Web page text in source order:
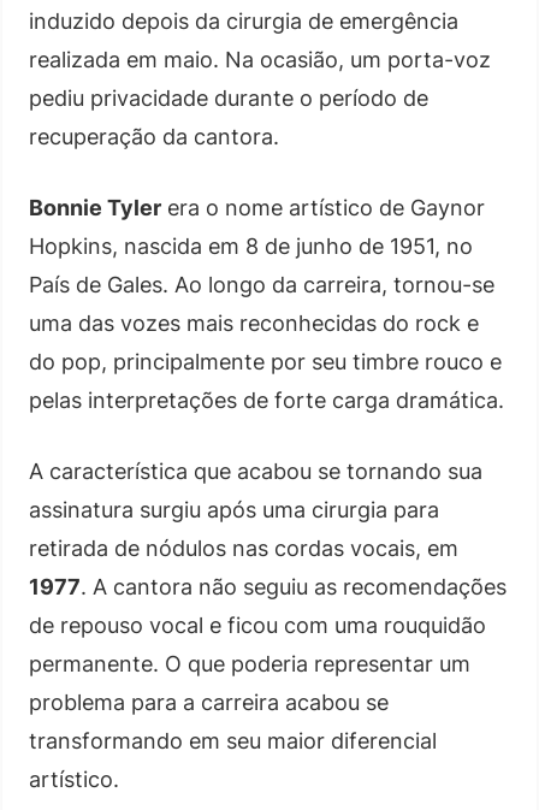
induzido depois da cirurgia de emergência
realizada em maio. Na ocasião, um porta-voz
pediu privacidade durante o período de
recuperação da cantora.
Bonnie Tyler era o nome artístico de Gaynor
Hopkins, nascida em 8 de junho de 1951, no
País de Gales. Ao longo da carreira, tornou-se
uma das vozes mais reconhecidas do rock e
do pop, principalmente por seu timbre rouco e
pelas interpretações de forte carga dramática.
A característica que acabou se tornando sua
assinatura surgiu após uma cirurgia para
retirada de nódulos nas cordas vocais, em
1977. A cantora não seguiu as recomendações
de repouso vocal e ficou com uma rouquidão
permanente. O que poderia representar um
problema para a carreira acabou se
transformando em seu maior diferencial
artístico.